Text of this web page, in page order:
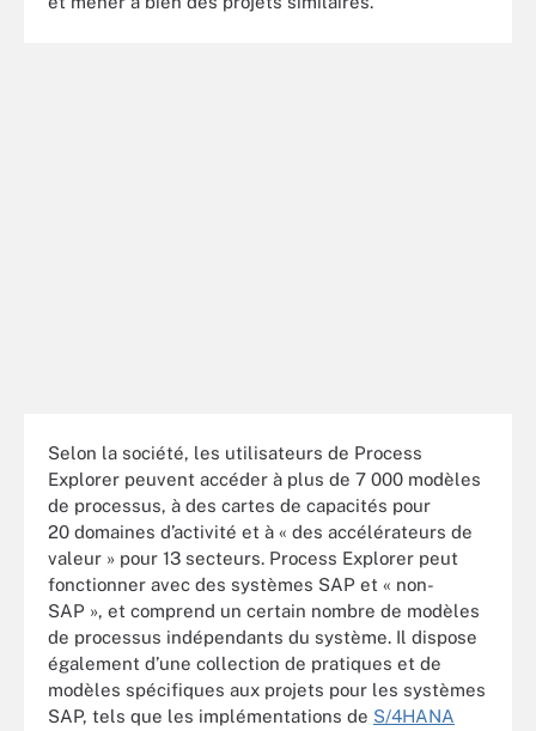
Selon la société, les utilisateurs de Process
Explorer peuvent accéder à plus de 7 000 modèles
de processus, à des cartes de capacités pour
20 domaines d’activité et à « des accélérateurs de
valeur » pour 13 secteurs. Process Explorer peut
fonctionner avec des systèmes SAP et « non-
SAP », et comprend un certain nombre de modèles
de processus indépendants du système. Il dispose
également d’une collection de pratiques et de
modèles spécifiques aux projets pour les systèmes
SAP, tels que les implémentations de S/4HANA